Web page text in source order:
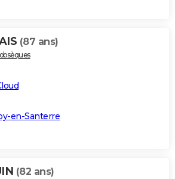
(87 ans)
en-Santerre
(82 ans)